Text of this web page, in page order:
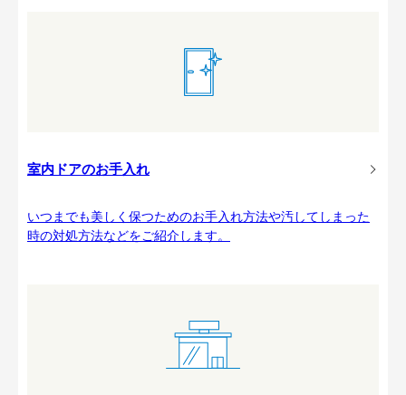
室内ドアのお手入れ
いつまでも美しく保つためのお手入れ方法や汚してしまった
時の対処方法などをご紹介します。